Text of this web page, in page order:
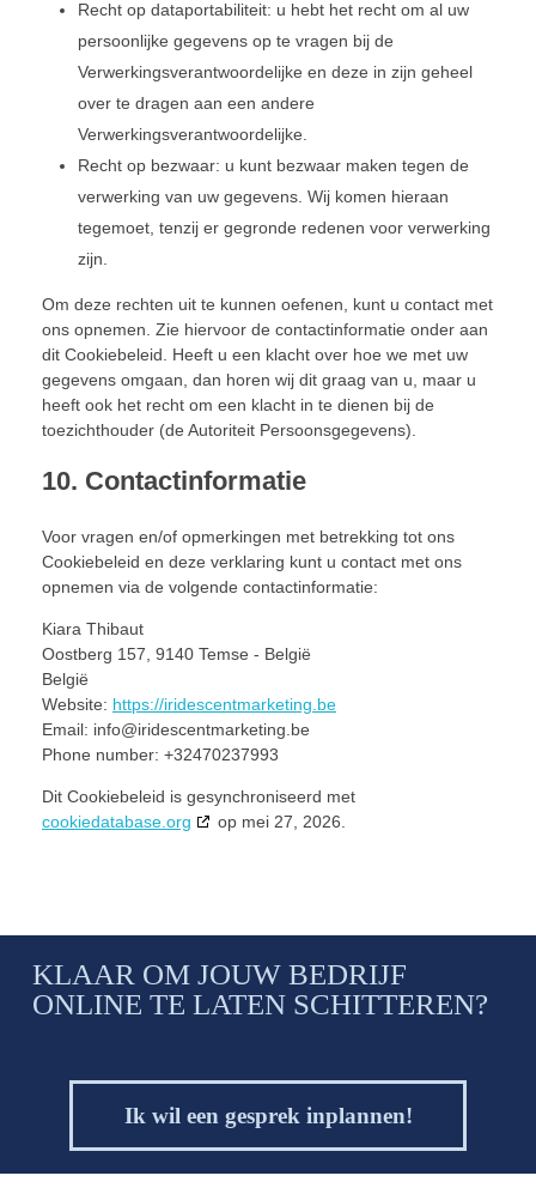
Recht op dataportabiliteit: u hebt het recht om al uw
persoonlijke gegevens op te vragen bij de
Verwerkingsverantwoordelijke en deze in zijn geheel
over te dragen aan een andere
Verwerkingsverantwoordelijke.
Recht op bezwaar: u kunt bezwaar maken tegen de
verwerking van uw gegevens. Wij komen hieraan
tegemoet, tenzij er gegronde redenen voor verwerking
zijn.
Om deze rechten uit te kunnen oefenen, kunt u contact met
ons opnemen. Zie hiervoor de contactinformatie onder aan
dit Cookiebeleid. Heeft u een klacht over hoe we met uw
gegevens omgaan, dan horen wij dit graag van u, maar u
heeft ook het recht om een klacht in te dienen bij de
toezichthouder (de Autoriteit Persoonsgegevens).
10. Contactinformatie
Voor vragen en/of opmerkingen met betrekking tot ons
Cookiebeleid en deze verklaring kunt u contact met ons
opnemen via de volgende contactinformatie:
Kiara Thibaut
Oostberg 157, 9140 Temse - België
België
Website: https://iridescentmarketing.be
Email: info@iridescentmarketing.be
Phone number: +32470237993
Dit Cookiebeleid is gesynchroniseerd met
cookiedatabase.org
op mei 27, 2026.
KLAAR OM JOUW BEDRIJF
ONLINE TE LATEN SCHITTEREN?
Ik wil een gesprek inplannen!